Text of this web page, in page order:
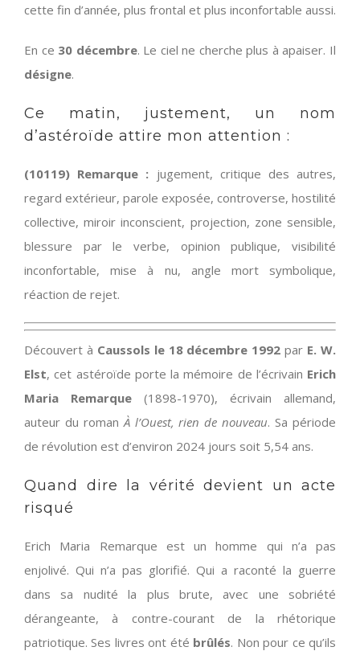
cette fin d’année, plus frontal et plus inconfortable aussi.
En ce 30 décembre. Le ciel ne cherche plus à apaiser. Il
désigne.
Ce matin, justement, un nom
d’astéroïde attire mon attention :
(10119) Remarque : jugement, critique des autres,
regard extérieur, parole exposée, controverse, hostilité
collective, miroir inconscient, projection, zone sensible,
blessure par le verbe, opinion publique, visibilité
inconfortable, mise à nu, angle mort symbolique,
réaction de rejet.
Découvert à Caussols le 18 décembre 1992 par E. W.
Elst, cet astéroïde porte la mémoire de l’écrivain Erich
Maria Remarque (1898-1970), écrivain allemand,
auteur du roman À l’Ouest, rien de nouveau. Sa période
de révolution est d’environ 2024 jours soit 5,54 ans.
Quand dire la vérité devient un acte
risqué
Erich Maria Remarque est un homme qui n’a pas
enjolivé. Qui n’a pas glorifié. Qui a raconté la guerre
dans sa nudité la plus brute, avec une sobriété
dérangeante, à contre-courant de la rhétorique
patriotique. Ses livres ont été brûlés. Non pour ce qu’ils